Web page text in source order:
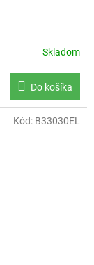
Skladom
Do košíka
Kód: B33030EL